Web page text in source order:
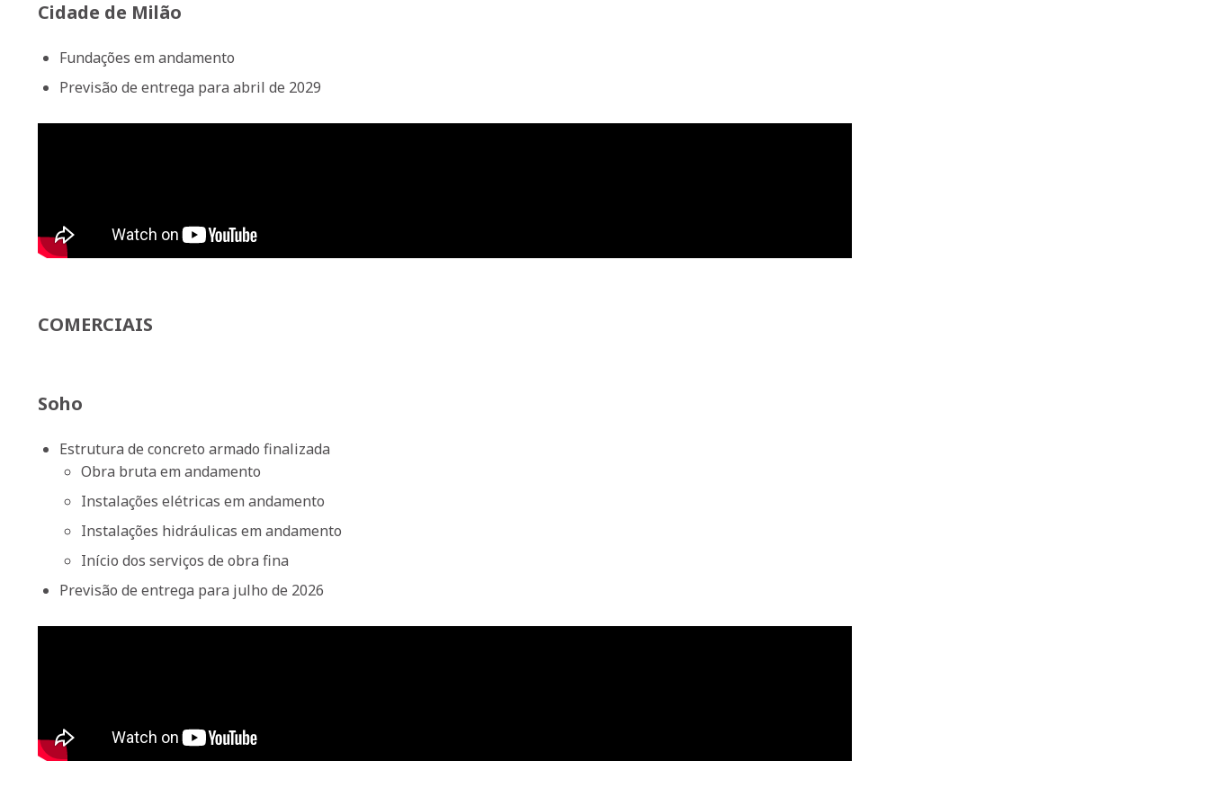
Cidade de Milão
Fundações em andamento
Previsão de entrega para abril de 2029
COMERCIAIS
Soho
Estrutura de concreto armado finalizada
Obra bruta em andamento
Instalações elétricas em andamento
Instalações hidráulicas em andamento
Início dos serviços de obra fina
Previsão de entrega para julho de 2026